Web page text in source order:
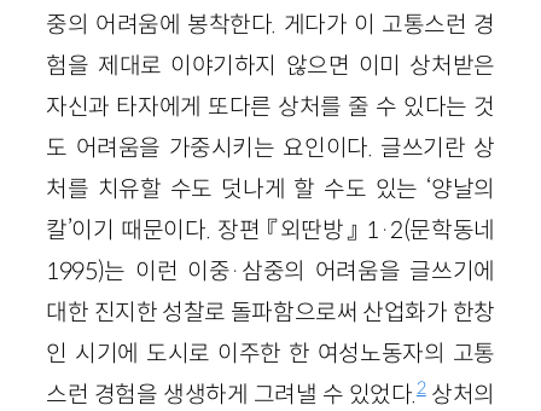
중의 어려움에 봉착한다. 게다가 이 고통스런 경
험을 제대로 이야기하지 않으면 이미 상처받은
자신과 타자에게 또다른 상처를 줄 수 있다는 것
도 어려움을 가중시키는 요인이다. 글쓰기란 상
처를 치유할 수도 덧나게 할 수도 있는 ‘양날의
칼’이기 때문이다. 장편 『외딴방』 1·2(문학동네
1995)는 이런 이중·삼중의 어려움을 글쓰기에
대한 진지한 성찰로 돌파함으로써 산업화가 한창
인 시기에 도시로 이주한 한 여성노동자의 고통
스런 경험을 생생하게 그려낼 수 있었다.2상처의